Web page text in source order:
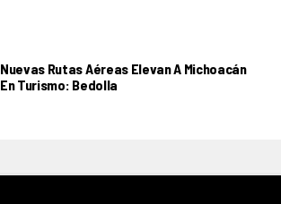
Nuevas Rutas Aéreas Elevan A Michoacán
En Turismo: Bedolla